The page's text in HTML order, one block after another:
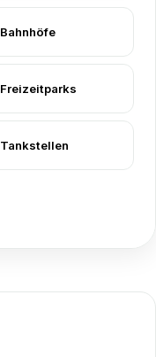
Bahnhöfe
Freizeitparks
Tankstellen